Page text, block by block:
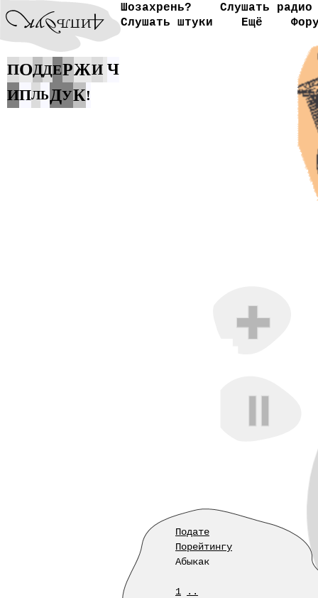
Шозахрень?
Слушать радио
Слушать штуки
Ещё
ПОДДЕРЖИ Ч
ИПЛЬ ДУК!
Подате
Порейтингу
Абыкак
1
..